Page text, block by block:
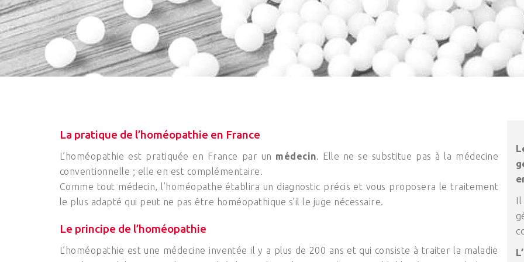
La pratique de l’homéopathie en France
L’homéopathie est pratiquée en France par un médecin. Elle ne se substitue pas à la médecine
conventionnelle ; elle en est complémentaire.
Comme tout médecin, l’homéopathe établira un diagnostic précis et vous proposera le traitement
le plus adapté qui peut ne pas être homéopathique s’il le juge nécessaire.
Le principe de l’homéopathie
L’homéopathie est une médecine inventée il y a plus de 200 ans et qui consiste à traiter la maladie
L’